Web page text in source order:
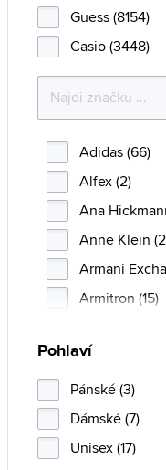
Guess (8154)
Casio (3448)
Adidas (66)
Alfex (2)
Ana
Anne Klein
Armani
Armitron (15)
Aviator (47)
Bally (4)
Bauhaus (36)
Bentime (1)
Pohlaví
Pánské (3)
Dámské (7)
Unisex (17)